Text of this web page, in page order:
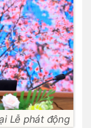
Lễ phát động